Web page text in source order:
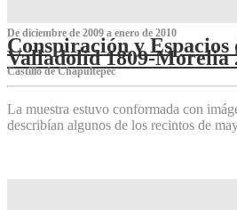
De diciembre de 2009 a enero de 2010
Conspiración y
Valladolid 1809-Morelia
Castillo de Chapultepec
La muestra estuvo conformada con
describían algunos de los recintos de